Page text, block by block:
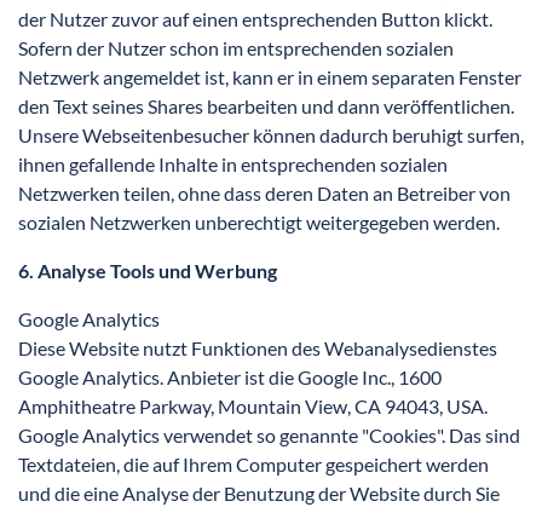
der Nutzer zuvor auf einen entsprechenden Button klickt.
Sofern der Nutzer schon im entsprechenden sozialen
Netzwerk angemeldet ist, kann er in einem separaten Fenster
den Text seines Shares bearbeiten und dann veröffentlichen.
Unsere Webseitenbesucher können dadurch beruhigt surfen,
ihnen gefallende Inhalte in entsprechenden sozialen
Netzwerken teilen, ohne dass deren Daten an Betreiber von
sozialen Netzwerken unberechtigt weitergegeben werden.
6. Analyse Tools und Werbung
Google Analytics
Diese Website nutzt Funktionen des Webanalysedienstes
Google Analytics. Anbieter ist die Google Inc., 1600
Amphitheatre Parkway, Mountain View, CA 94043, USA.
Google Analytics verwendet so genannte "Cookies". Das sind
Textdateien, die auf Ihrem Computer gespeichert werden
und die eine Analyse der Benutzung der Website durch Sie